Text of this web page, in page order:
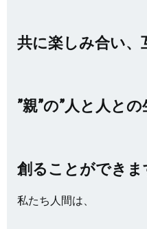
共に楽しみ合い、
”親”の”人と人と
創ることができま
私たち人間は、